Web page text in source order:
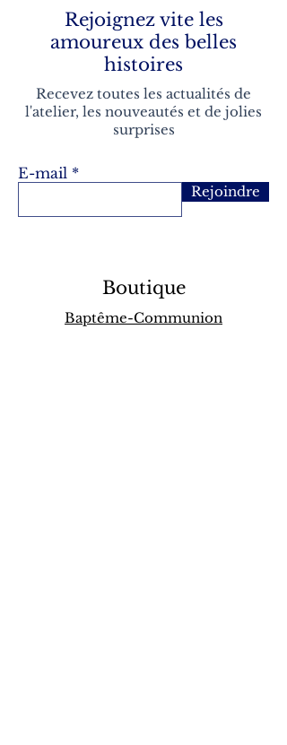
Rejoignez vite les
amoureux des belles
histoires
Recevez toutes les actualités de
l'atelier, les nouveautés et de jolies
surprises
E-mail
Rejoindre
Boutique
Baptême-Communion